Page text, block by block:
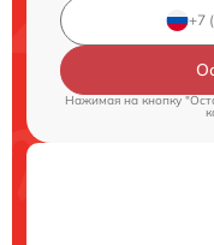
Нажимая на кнопку